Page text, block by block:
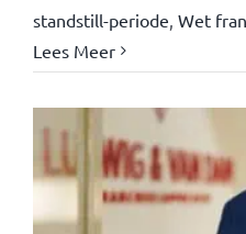
standstill-periode Wet
Lees Meer